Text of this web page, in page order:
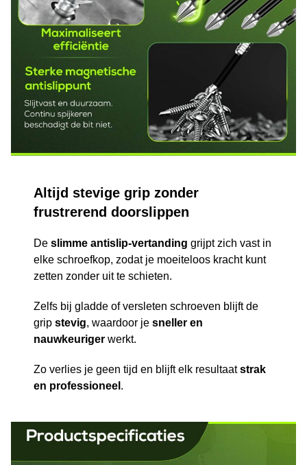
Altijd stevige grip zonder
frustrerend doorslippen
Deslimme antislip-vertanding grijpt zich vast in
elke schroefkop, zodat je moeiteloos kracht kunt
zetten zonder uit te schieten.
Zelfs bij gladde of versleten schroeven blijft de
gripstevig, waardoor jesneller en
nauwkeuriger werkt.
Zo verlies je geen tijd en blijft elk resultaatstrak
en professioneel .